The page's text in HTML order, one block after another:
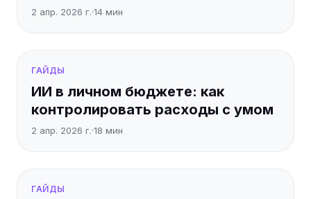
формировании стиля
2 апр. 2026 г.·14 мин
ГАЙДЫ
ИИ в личном бюджете: как
контролировать расходы с умом
2 апр. 2026 г.·18 мин
ГАЙДЫ